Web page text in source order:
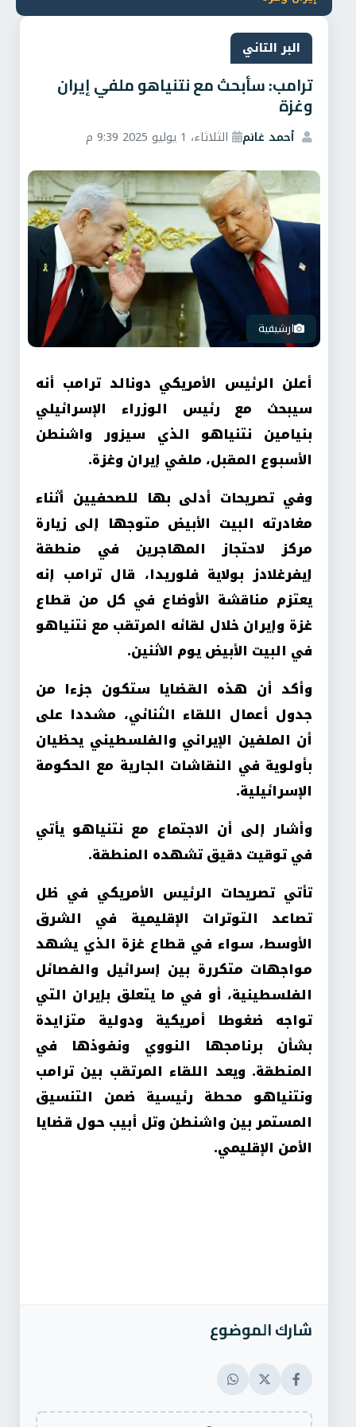
البر التاني
‌‏ترامب: سأبحث مع نتنياهو ملفي إيران
وغزة
أحمد غانم الثلاثاء، 1 يوليو 2025 9:39 م
ارشيفية
أعلن الرئيس الأمريكي دونالد ‌‏ترامب أنه
سيبحث مع رئيس الوزراء الإسرائيلي
بنيامين نتنياهو الذي سيزور واشنطن
الأسبوع المقبل، ملفي إيران وغزة.
وفي تصريحات أدلى بها للصحفيين أثناء
مغادرته البيت الأبيض متوجها إلى زيارة
مركز لاحتجاز المهاجرين في منطقة
إيفرغلادز بولاية فلوريدا، قال ترامب إنه
يعتزم مناقشة الأوضاع في كل من قطاع
غزة وإيران خلال لقائه المرتقب مع نتنياهو
في البيت الأبيض يوم الاثنين.
وأكد أن هذه القضايا ستكون جزءا من
جدول أعمال اللقاء الثنائي، مشددا على
أن الملفين الإيراني والفلسطيني يحظيان
بأولوية في النقاشات الجارية مع الحكومة
الإسرائيلية.
وأشار إلى أن الاجتماع مع نتنياهو يأتي
في توقيت دقيق تشهده المنطقة.
تأتي تصريحات الرئيس الأمريكي في ظل
تصاعد التوترات الإقليمية في الشرق
الأوسط، سواء في قطاع غزة الذي يشهد
مواجهات متكررة بين إسرائيل والفصائل
الفلسطينية، أو في ما يتعلق بإيران التي
تواجه ضغوطا أمريكية ودولية متزايدة
بشأن برنامجها النووي ونفوذها في
المنطقة. ويعد اللقاء المرتقب بين ترامب
ونتنياهو محطة رئيسية ضمن التنسيق
المستمر بين واشنطن وتل أبيب حول قضايا
الأمن الإقليمي.
شارك الموضوع